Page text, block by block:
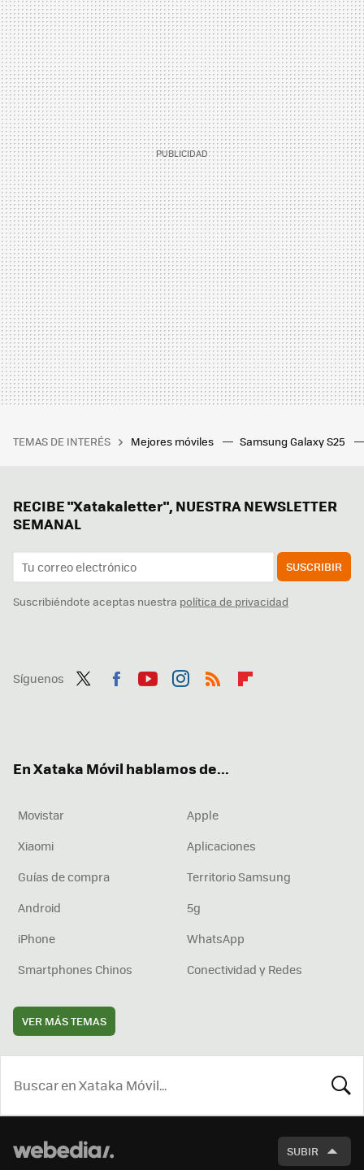
TEMAS DE INTERÉS Mejores móviles Samsung Galaxy S25
RECIBE "Xatakaletter", NUESTRA NEWSLETTER
SEMANAL
SUSCRIBIR
Suscribiéndote aceptas nuestra política de privacidad
Síguenos
En Xataka Móvil hablamos de...
Movistar
Apple
Xiaomi
Aplicaciones
Guías de compra
Territorio Samsung
Android
5g
iPhone
WhatsApp
Smartphones Chinos
Conectividad y Redes
VER MÁS TEMAS
SUBIR